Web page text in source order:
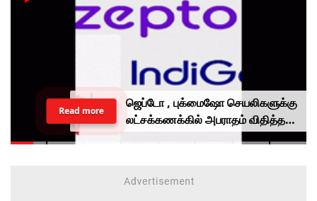
ஜெப்டோ , புக்மைஷோ செயலிகளுக்கு
லட்சக்கணக்கில் அபராதம் விதித்த
மத்திய அரசு.. என்ன காரணம்?
Read more